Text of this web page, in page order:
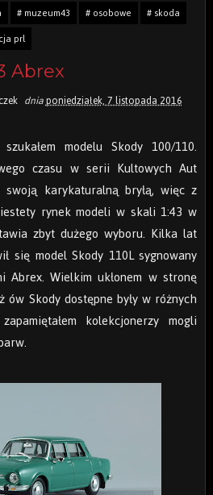
# muzeum43 # osobowe
# skoda
prl
Abrex
dniaponiedziałek, 7 listopada 2016
modelu Skody 100/110.
czasu w serii Kultowych Aut
swoją karykaturalną bryłą, więc z
rynek modeli w skali 1:43 w
zbyt dużego wyboru. Kilka lat
się model Skody 110L sygnowany
Abrex. Wielkim ukłonem w stronę
Skody dostępne były w różnych
kolekcjonerzy mogli